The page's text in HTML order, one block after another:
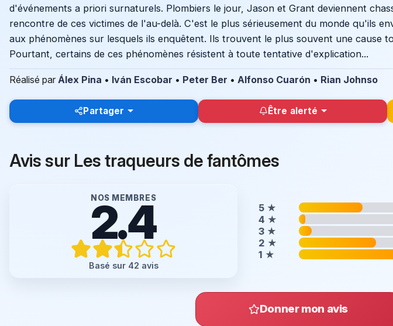
d'événements a priori surnaturels. Plombiers le jour, Jason et Grant deviennent
rencontre de ces victimes de l'au-delà. C'est le plus sérieusement du monde qu'ils
aux phénomènes sur lesquels ils enquêtent. Ils trouvent le plus souvent une cause
Pourtant, certains de ces phénomènes résistent à toute tentative d'explication...
Réalisé par Álex Pina • Iván Escobar • Peter Ber • Alfonso Cuarón • Rian Johnso
Partager Être alerté
Avis sur Les traqueurs de fantômes
NOS MEMBRES
2.4
Basé sur 42 avis
5 ★
4 ★
3 ★
2 ★
1 ★
Donner mon avis